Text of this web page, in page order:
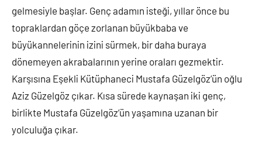
gelmesiyle başlar. Genç adamın isteği, yıllar önce bu
topraklardan göçe zorlanan büyükbaba ve
büyükannelerinin izini sürmek, bir daha buraya
dönemeyen akrabalarının yerine oraları gezmektir.
Karşısına Eşekli Kütüphaneci Mustafa Güzelgöz’ün oğlu
Aziz Güzelgöz çıkar. Kısa sürede kaynaşan iki genç,
birlikte Mustafa Güzelgöz’ün yaşamına uzanan bir
yolculuğa çıkar.